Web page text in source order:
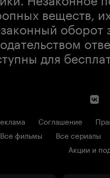
веществ,
оборот
для
Соглашение
Все фильмы
Все сериалы
Акции и